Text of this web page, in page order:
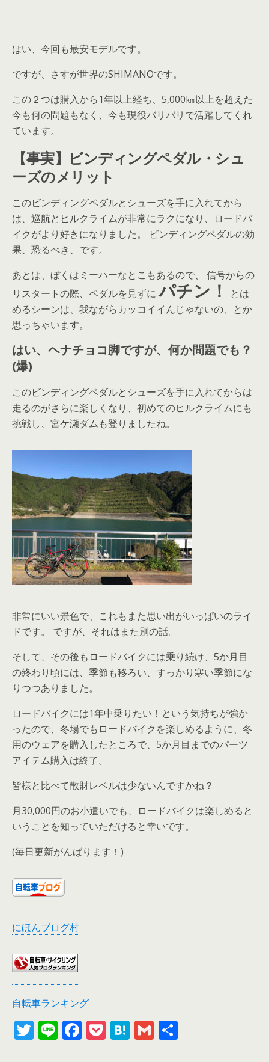
はい、今回も最安モデルです。
ですが、さすが世界のSHIMANOです。
この２つは購入から1年以上経ち、5,000㎞以上を超えた
今も何の問題もなく、今も現役バリバリで活躍してくれ
ています。
【事実】ビンディングペダル・シュ
ーズのメリット
このビンディングペダルとシューズを手に入れてから
は、巡航とヒルクライムが非常にラクになり、ロードバ
イクがより好きになりました。 ビンディングペダルの効
果、恐るべき、です。
あとは、ぼくはミーハーなとこもあるので、 信号からの
リスタートの際、ペダルを見ずにパチン！
とは
めるシーンは、我ながらカッコイイんじゃないの、とか
思っちゃいます。
はい、ヘナチョコ脚ですが、何か問題でも？
(爆)
このビンディングペダルとシューズを手に入れてからは
走るのがさらに楽しくなり、初めてのヒルクライムにも
挑戦し、宮ケ瀬ダムも登りましたね。
非常にいい景色で、これもまた思い出がいっぱいのライ
ドです。 ですが、それはまた別の話。
そして、その後もロードバイクには乗り続け、5か月目
の終わり頃には、季節も移ろい、すっかり寒い季節にな
りつつありました。
ロードバイクには1年中乗りたい！という気持ちが強か
ったので、冬場でもロードバイクを楽しめるように、冬
用のウェアを購入したところで、5か月目までのパーツ
アイテム購入は終了。
皆様と比べて散財レベルは少ないんですかね？
月30,000円のお小遣いでも、ロードバイクは楽しめると
いうことを知っていただけると幸いです。
(毎日更新がんばります！)
にほんブログ村
自転車ランキング
T Li F P H G